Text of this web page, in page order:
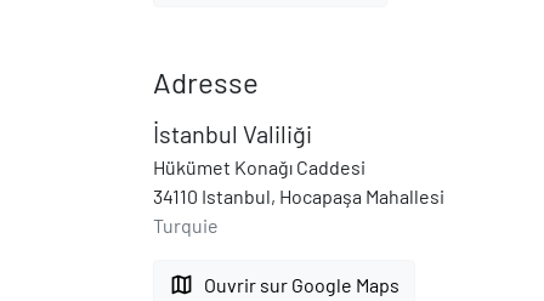
Adresse
İstanbul Valiliği
Hükümet Konağı Caddesi
34110 Istanbul, Hocapaşa Mahallesi
Turquie
map Ouvrir sur Google Maps